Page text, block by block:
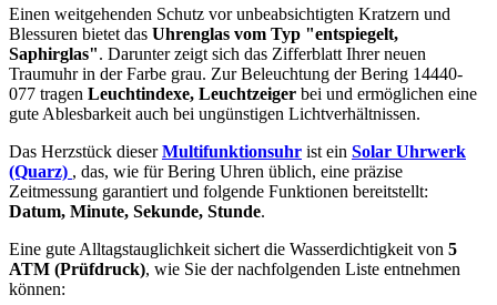
Einen weitgehenden Schutz vor unbeabsichtigten Kratzern und
Blessuren bietet das Uhrenglas vom Typ "entspiegelt,
Saphirglas". Darunter zeigt sich das Zifferblatt Ihrer neuen
Traumuhr in der Farbe grau. Zur Beleuchtung der Bering 14440-
077 tragen Leuchtindexe, Leuchtzeiger bei und ermöglichen eine
gute Ablesbarkeit auch bei ungünstigen Lichtverhältnissen.
Das Herzstück dieserMultifunktionsuhr ist ein Solar Uhrwerk
(Quarz) , das, wie für Bering Uhren üblich, eine präzise
Zeitmessung garantiert und folgende Funktionen bereitstellt:
Datum, Minute, Sekunde, Stunde.
Eine gute Alltagstauglichkeit sichert die Wasserdichtigkeit von 5
ATM (Prüfdruck), wie Sie der nachfolgenden Liste entnehmen
können: